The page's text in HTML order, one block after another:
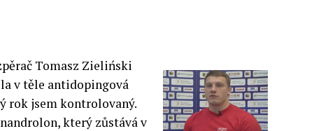
Tomasz Zieliński
v těle antidopingová
rok jsem kontrolovaný.
který zůstává v